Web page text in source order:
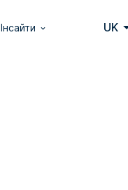
Інсайти UK